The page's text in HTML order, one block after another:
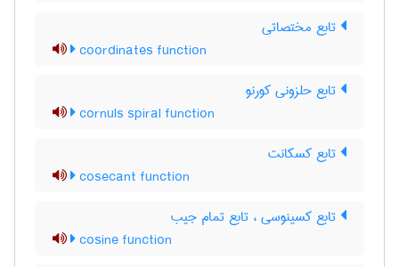
تابع مختصاتی
coordinates function
تابع حلزونی کورنو
cornuls spiral function
تابع کسکانت
cosecant function
تابع کسینوسی ، تابع تمام جیب
cosine function